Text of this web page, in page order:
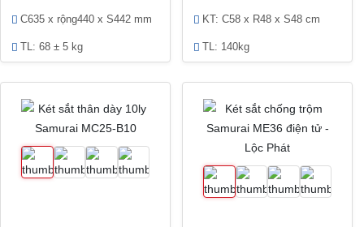
C635 x rộng440 x S442 mm
TL: 68 ± 5 kg
KT: C58 x R48 x S48 cm
TL: 140kg